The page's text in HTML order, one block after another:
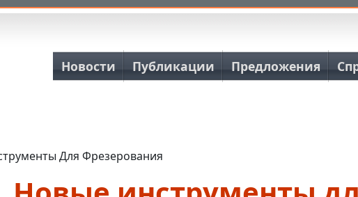
Основная навигация
Новости Публикации Предложения
Для Фрезерования